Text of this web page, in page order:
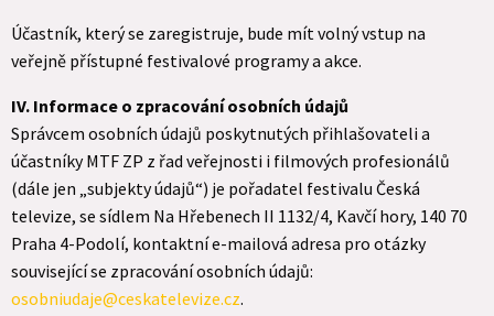
Účastník, který se zaregistruje, bude mít volný vstup na
veřejně přístupné festivalové programy a akce.
IV. Informace o zpracování osobních údajů
Správcem osobních údajů poskytnutých přihlašovateli a
účastníky MTF ZP z řad veřejnosti i filmových profesionálů
(dále jen „subjekty údajů“) je pořadatel festivalu Česká
televize, se sídlem Na Hřebenech II 1132/4, Kavčí hory, 140 70
Praha 4-Podolí, kontaktní e-mailová adresa pro otázky
související se zpracování osobních údajů:
osobniudaje@ceskatelevize.cz.